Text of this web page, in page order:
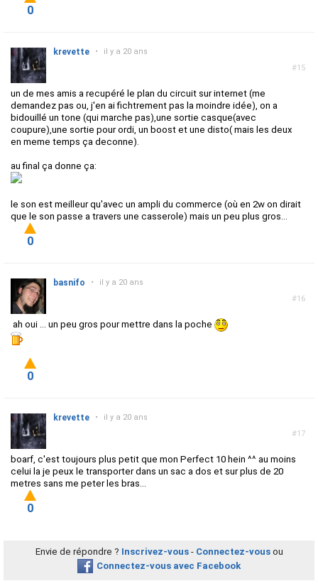
0
#15
krevette • il y a 20 ans
un de mes amis a recupéré le plan du circuit sur internet (me
demandez pas ou, j'en ai fichtrement pas la moindre idée), on a
bidouillé un tone (qui marche pas),une sortie casque(avec
coupure),une sortie pour ordi, un boost et une disto( mais les deux
en meme temps ça deconne).
au final ça donne ça:
le son est meilleur qu'avec un ampli du commerce (où en 2w on dirait
que le son passe a travers une casserole) mais un peu plus gros...
0
#16
basnifo • il y a 20 ans
ah oui ... un peu gros pour mettre dans la poche
0
#17
krevette • il y a 20 ans
boarf, c'est toujours plus petit que mon Perfect 10 hein ^^ au moins
celui la je peux le transporter dans un sac a dos et sur plus de 20
metres sans me peter les bras...
0
Envie de répondre ? Inscrivez-vous- Connectez-vousou
Connectez-vous avec Facebook